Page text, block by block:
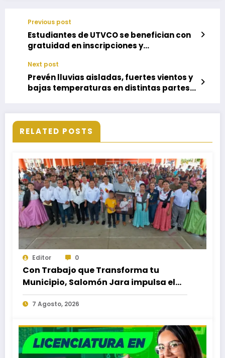
Previous post
Estudiantes de UTVCO se benefician con
gratuidad en inscripciones y
Next post
Prevén lluvias aisladas, fuertes vientos y
bajas temperaturas en distintas partes
RELATED POSTS
Editor 0
Con Trabajo que Transforma tu
Municipio, Salomón Jara impulsa el
desarrollo de Santiago Minas
7 Agosto, 2026